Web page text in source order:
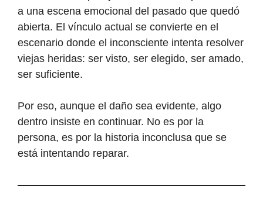
a una escena emocional del pasado que quedó
abierta. El vínculo actual se convierte en el
escenario donde el inconsciente intenta resolver
viejas heridas: ser visto, ser elegido, ser amado,
ser suficiente.
Por eso, aunque el daño sea evidente, algo
dentro insiste en continuar. No es por la
persona, es por la historia inconclusa que se
está intentando reparar.